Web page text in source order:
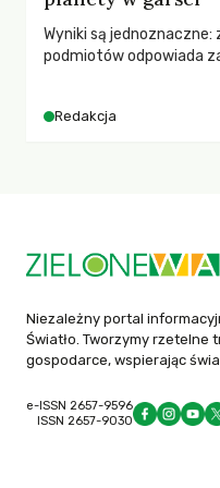
Wyniki są jednoznaczne:
podmiotów odpowiada
Redakcja
Niezależny portal
Światło. Tworzymy rzetelne
gospodarce, wspierając
e-ISSN 2657-9596
ISSN 2657-9030